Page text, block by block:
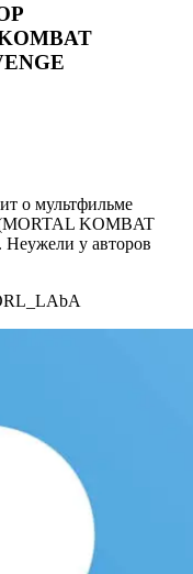
о мультфильме
(MORTAL KOMBAT
у авторов